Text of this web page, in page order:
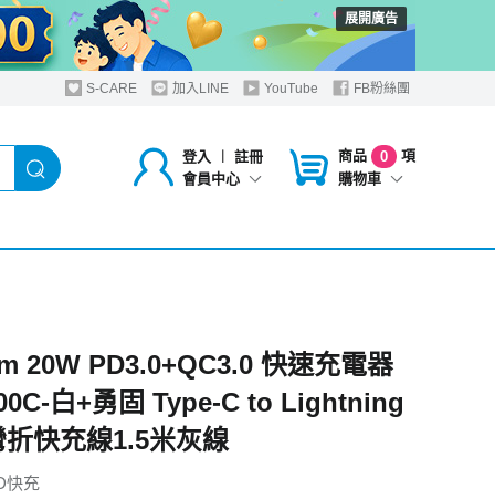
展開廣告
S-CARE 加入LINE YouTube FB粉絲團
登入 ︱
註冊
會員中心
商品 0
項
購物車
20W PD3.0+QC3.0 快速充電器
白+勇固 Type-C to Lightning
快充線1.5米灰線
快充